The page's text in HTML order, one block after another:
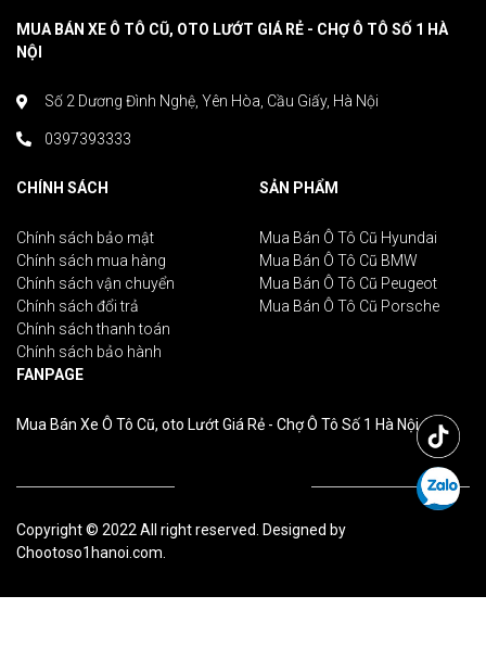
MUA BÁN XE Ô TÔ CŨ, OTO LƯỚT GIÁ RẺ - CHỢ Ô TÔ SỐ 1 HÀ
NỘI
Số 2 Dương Đình Nghệ, Yên Hòa, Cầu Giấy, Hà Nội
0397393333
CHÍNH SÁCH
Chính sách bảo mật
Chính sách mua hàng
Chính sách vận chuyển
Chính sách đổi trả
Chính sách thanh toán
Chính sách bảo hành
SẢN PHẨM
Mua Bán Ô Tô Cũ Hyundai
Mua Bán Ô Tô Cũ BMW
Mua Bán Ô Tô Cũ Peugeot
Mua Bán Ô Tô Cũ Porsche
FANPAGE
Mua Bán Xe Ô Tô Cũ, oto Lướt Giá Rẻ - Chợ Ô Tô Số 1 Hà Nội
Copyright © 2022 All right reserved. Designed by
Chootoso1hanoi.com.